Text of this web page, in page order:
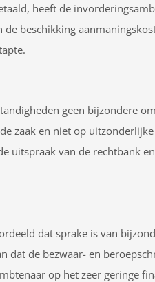
heeft de
beschikking
geen bijzondere
zaak en niet op
uitspraak van de rechtbank
dat sprake is van
de bezwaar- en
op het zeer geringe